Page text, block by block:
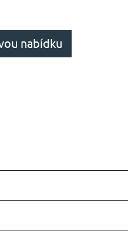
nabídku